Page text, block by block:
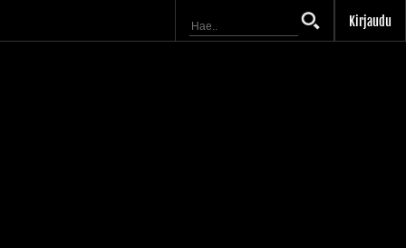
Kirjaudu